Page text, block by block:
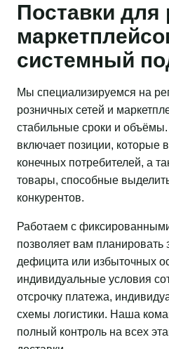
Поставки для
системный
Мы специализируемся на
розничных сетей и
стабильные сроки и
включает позиции, которые
конечных потребителей, а
товары, способные
конкурентов.
Работаем с
позволяет вам планировать
дефицита или избыточных
индивидуальные условия
отсрочку платежа,
схемы логистики. Наша
полный контроль на всех